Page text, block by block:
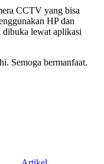
CCTV yang bisa
HP dan
lewat aplikasi
Semoga bermanfaat.